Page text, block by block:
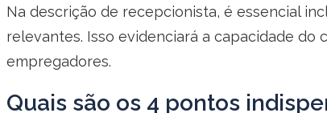
Na descrição de recepcionista, é essencial
relevantes. Isso evidenciará a capacidade
empregadores.
Quais são os 4 pontos